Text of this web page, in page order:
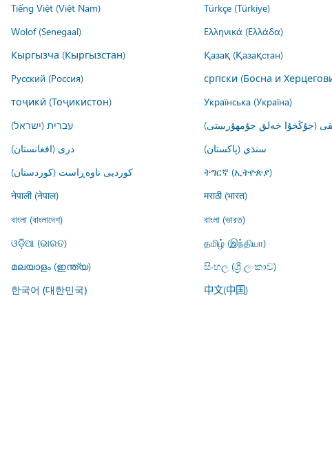
Tiếng Việt (Việt Nam) Türkçe (Türkiye)
Wolof (Senegaal) Ελληνικά (Ελλάδα)
Кыргызча (Кыргызстан) Қазақ (Қазақстан)
Русский (Россия) српски (Босна и
тоҷикӣ (Тоҷикистон) Українська (Україна)
עברית (ישראל) (جۇڭخۇا خەلق جۇمھۇرىيىتى)
درى (افغانستان) سنڌي (پاکستان)
کوردیی ناوەڕاست (کوردستان) ትግርኛ (ኢትዮጵያ)
नेपाली (नेपाल) मराठी (भारत)
বাংলা (বাংলাদেশ) বাংলা (ভারত)
ଓଡ଼ିଆ (ଭାରତ) தமிழ் (இந்தியா)
മലയാളം (ഇന്ത്യ) සිංහල (ශ්‍රී ලංකාව)
한국어 (대한민국) 中文(中国)